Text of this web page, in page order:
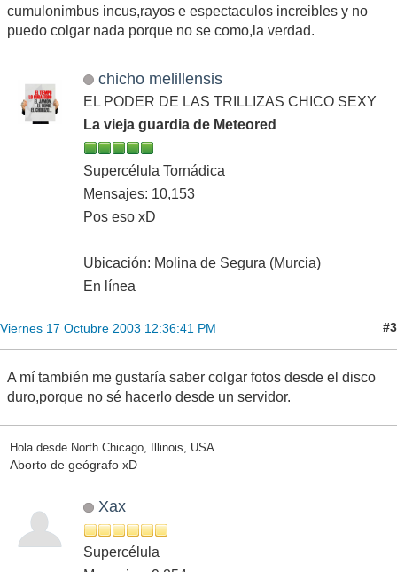
cumulonimbus incus,rayos e espectaculos increibles y no
puedo colgar nada porque no se como,la verdad.
chicho melillensis
EL PODER DE LAS TRILLIZAS CHICO SEXY
La vieja guardia de Meteored
Supercélula Tornádica
Mensajes: 10,153
Pos eso xD
Ubicación: Molina de Segura (Murcia)
En línea
Viernes 17 Octubre 2003 12:36:41 PM #3
A mí también me gustaría saber colgar fotos desde el disco
duro,porque no sé hacerlo desde un servidor.
Hola desde North Chicago, Illinois, USA
Aborto de geógrafo xD
Xax
Supercélula